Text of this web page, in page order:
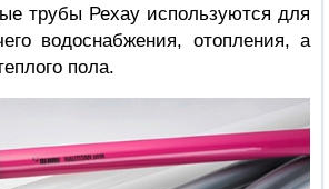
трубы Рехау используются для
водоснабжения, отопления, а
пола.